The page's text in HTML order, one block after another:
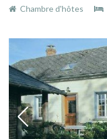
Chambre d'hôtes